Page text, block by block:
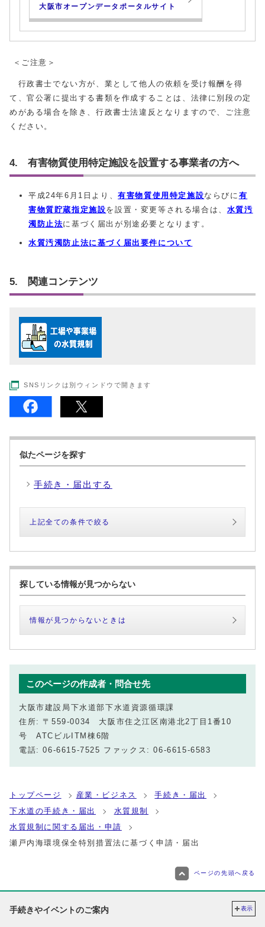
大阪市オープンデータポータルサイト
＜ご注意＞
行政書士でない方が、業として他人の依頼を受け報酬を得
て、官公署に提出する書類を作成することは、法律に別段の定
めがある場合を除き、行政書士法違反となりますので、ご注意
ください。
4. 有害物質使用特定施設を設置する事業者の方へ
平成24年6月1日より、有害物質使用特定施設ならびに 有
害物質貯蔵指定施設を設置・変更等される場合は、 水質汚
濁防止法に基づく届出が別途必要となります。
水質汚濁防止法に基づく届出要件について
5. 関連コンテンツ
SNSリンクは別ウィンドウで開きます
似たページを探す
手続き・届出する
上記全ての条件で絞る
探している情報が見つからない
情報が見つからないときは
このページの作成者・問合せ先
大阪市建設局下水道部下水道資源循環課
住所: 〒559-0034 大阪市住之江区南港北2丁目1番10
号 ATCビルITM棟6階
電話: 06-6615-7525 ファックス: 06-6615-6583
トップページ 産業・ビジネス
手続き・届出
下水道の手続き・届出
水質規制
水質規制に関する届出・申請
瀬戸内海環境保全特別措置法に基づく申請・届出
ページの先頭へ戻る
手続きやイベントのご案内 表示